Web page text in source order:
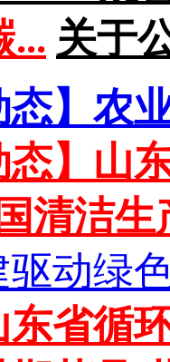
... 关于
态】农
态】山
清洁
驱动绿
省循